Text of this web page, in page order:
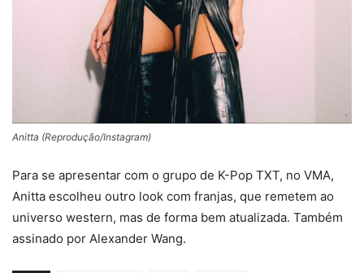
Anitta (Reprodução/Instagram)
Para se apresentar com o grupo de K-Pop TXT, no VMA,
Anitta escolheu outro look com franjas, que remetem ao
universo western, mas de forma bem atualizada. Também
assinado por Alexander Wang.